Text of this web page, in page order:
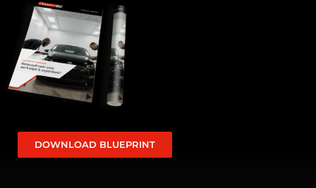
DOWNLOAD BLUEPRINT